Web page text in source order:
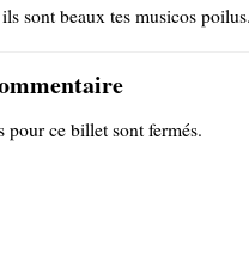
sont beaux tes musicos
pour ce billet sont fermés.